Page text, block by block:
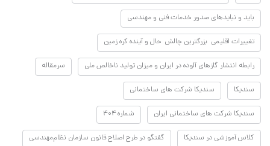
باید و نبایدهای صدور خدمات فنی و مهندسی
تغییرات اقلیمی بزرگترین چالش حال و آینده کره زمین
رابطه انتشار گازهای آلوده در ایران و میزان تولید ناخالص ملی سرمقاله
سندیکا سندیکا شرکت های ساختمانی
سندیکا شرکت های ساختمانی ایران شماره ۴۰۴
کلاس آموزشی در سندیکا گفتگو در طرح اصلاح قانون سازمان نظام‌مهندسی